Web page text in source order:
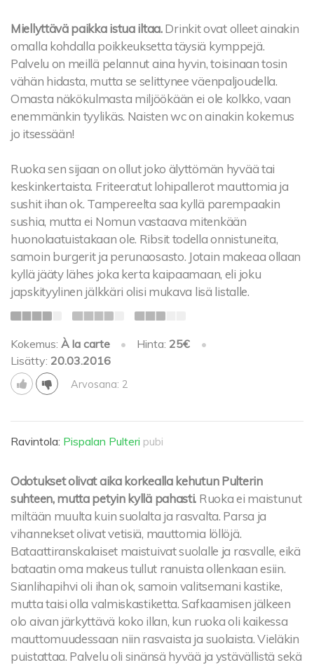
Miellyttävä paikka istua iltaa. Drinkit ovat olleet ainakin
omalla kohdalla poikkeuksetta täysiä kymppejä.
Palvelu on meillä pelannut aina hyvin, toisinaan tosin
vähän hidasta, mutta se selittynee väenpaljoudella.
Omasta näkökulmasta miljöökään ei ole kolkko, vaan
enemmänkin tyylikäs. Naisten wc on ainakin kokemus
jo itsessään!
Ruoka sen sijaan on ollut joko älyttömän hyvää tai
keskinkertaista. Friteeratut lohipallerot mauttomia ja
sushit ihan ok. Tampereelta saa kyllä parempaakin
sushia, mutta ei Nomun vastaava mitenkään
huonolaatuistakaan ole. Ribsit todella onnistuneita,
samoin burgerit ja perunaosasto. Jotain makeaa ollaan
kyllä jääty lähes joka kerta kaipaamaan, eli joku
japskityylinen jälkkäri olisi mukava lisä listalle.
Kokemus: À la carte • Hinta: 25€
•
Lisätty: 20.03.2016
Arvosana: 2
Ravintola: Pispalan Pulteri pubi
Odotukset olivat aika korkealla kehutun Pulterin
suhteen, mutta petyin kyllä pahasti. Ruoka ei maistunut
miltään muulta kuin suolalta ja rasvalta. Parsa ja
vihannekset olivat vetisiä, mauttomia löllöjä.
Bataattiranskalaiset maistuivat suolalle ja rasvalle, eikä
bataatin oma makeus tullut ranuista ollenkaan esiin.
Sianlihapihvi oli ihan ok, samoin valitsemani kastike,
mutta taisi olla valmiskastiketta. Safkaamisen jälkeen
olo aivan järkyttävä koko illan, kun ruoka oli kaikessa
mauttomuudessaan niin rasvaista ja suolaista. Vieläkin
puistattaa. Palvelu oli sinänsä hyvää ja ystävällistä sekä